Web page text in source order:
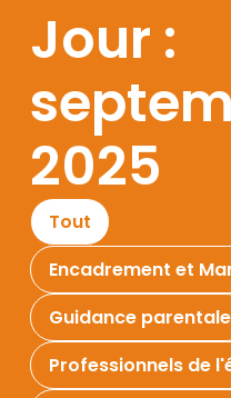
Jour :
2025
Encadrement et
Guidance parentale
Professionnels de
Tout